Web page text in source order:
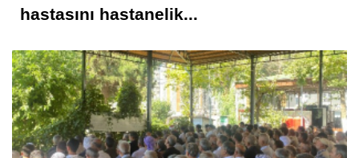
hastasını hastanelik...